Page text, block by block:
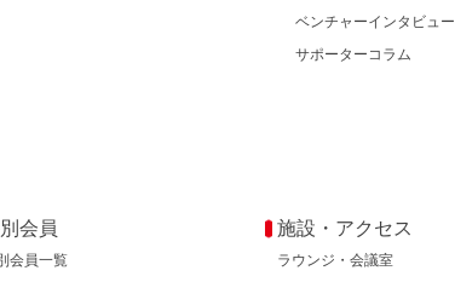
ベンチャーインタビュー
サポーターコラム
会員
会員一覧
施設・アクセス
ラウンジ・会議室